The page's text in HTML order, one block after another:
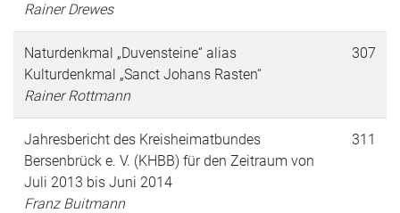
Rainer Drewes
Naturdenkmal „Duvensteine“ alias
Kulturdenkmal „Sanct Johans Rasten“
Rainer Rottmann
307
Jahresbericht des Kreisheimatbundes
Bersenbrück e. V. (KHBB) für den Zeitraum von
Juli 2013 bis Juni 2014
Franz Buitmann
311